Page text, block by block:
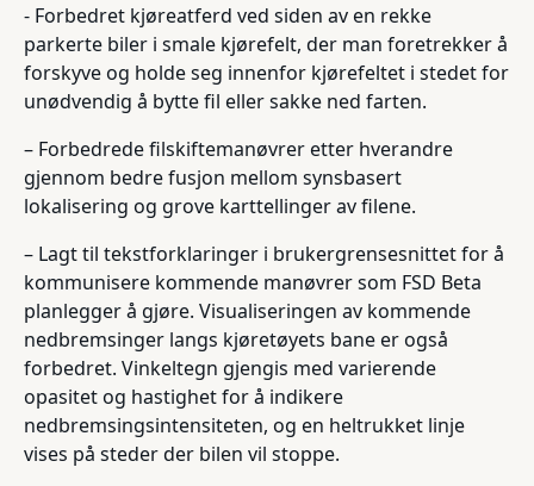
- Forbedret kjøreatferd ved siden av en rekke
parkerte biler i smale kjørefelt, der man foretrekker å
forskyve og holde seg innenfor kjørefeltet i stedet for
unødvendig å bytte fil eller sakke ned farten.
– Forbedrede filskiftemanøvrer etter hverandre
gjennom bedre fusjon mellom synsbasert
lokalisering og grove karttellinger av filene.
– Lagt til tekstforklaringer i brukergrensesnittet for å
kommunisere kommende manøvrer som FSD Beta
planlegger å gjøre. Visualiseringen av kommende
nedbremsinger langs kjøretøyets bane er også
forbedret. Vinkeltegn gjengis med varierende
opasitet og hastighet for å indikere
nedbremsingsintensiteten, og en heltrukket linje
vises på steder der bilen vil stoppe.